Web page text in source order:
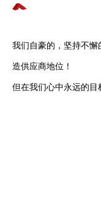
我们自豪的，坚持不
造供应商地位！
但在我们心中永远的